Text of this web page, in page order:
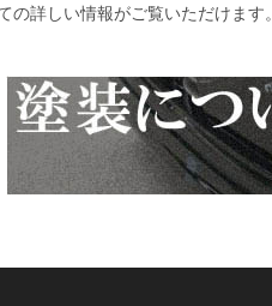
詳しい情報がご覧いただけます。